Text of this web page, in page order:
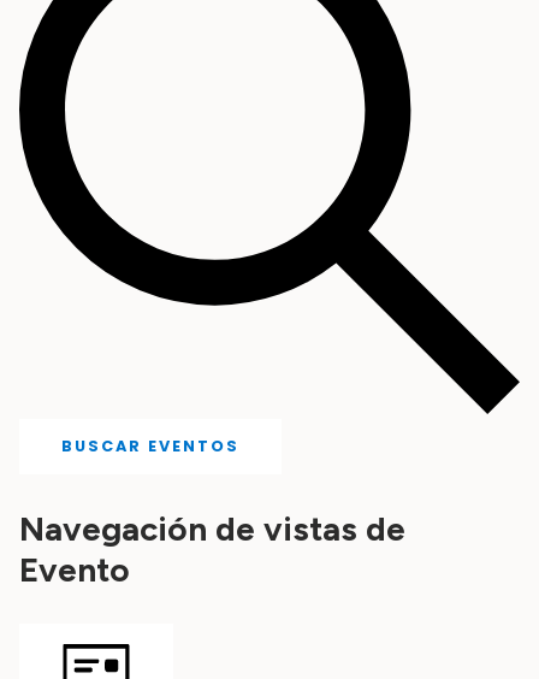
BUSCAR EVENTOS
Navegación de vistas de
Evento